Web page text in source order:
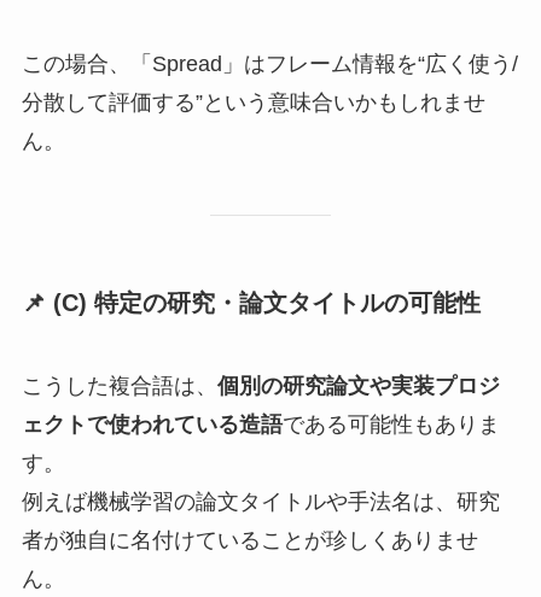
この場合、「Spread」はフレーム情報を“広く使う/
分散して評価する”という意味合いかもしれませ
ん。
📌 (C) 特定の研究・論文タイトルの可能性
こうした複合語は、 個別の研究論文や実装プロジ
ェクトで使われている造語である可能性もありま
す。
例えば機械学習の論文タイトルや手法名は、研究
者が独自に名付けていることが珍しくありませ
ん。